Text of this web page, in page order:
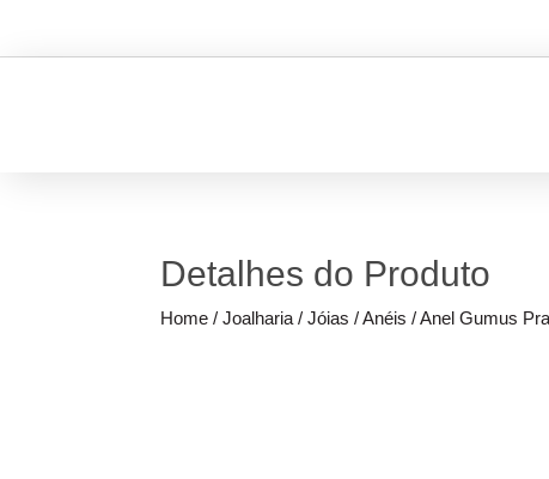
Detalhes do Produto
Home /Joalharia /Jóias /Anéis / Anel Gumus